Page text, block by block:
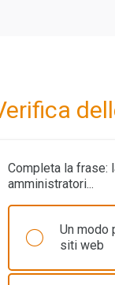
Completa la frase:
amministratori...
Un modo
siti web